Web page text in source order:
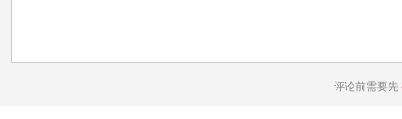
评论前需要先